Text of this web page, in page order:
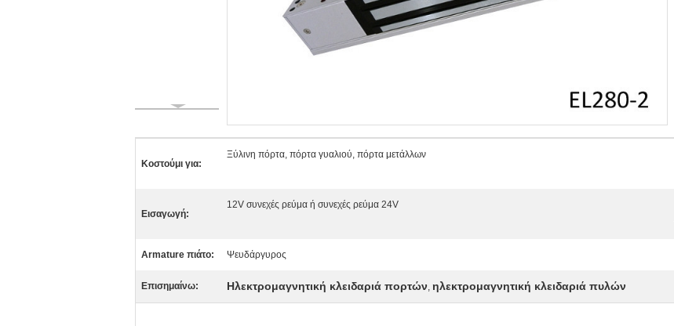
Κοστούμι για:
Ξύλινη πόρτα, πόρτα γυαλιού, πόρτα μετάλλων
Εισαγωγή:
12V συνεχές ρεύμα ή συνεχές ρεύμα 24V
Armature πιάτο: Ψευδάργυρος
Επισημαίνω: Ηλεκτρομαγνητική κλειδαριά πορτών, ηλεκτρομαγνητική κλειδαριά πυλών